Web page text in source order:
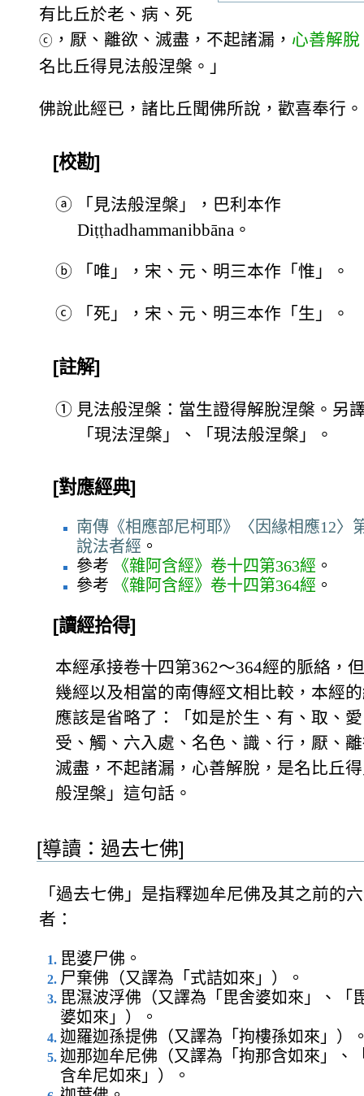
有比丘於老、病、死
ⓒ ，厭、離欲、滅盡，不起諸漏， 心善解脫
名比丘得見法般涅槃。」
佛說此經已，諸比丘聞佛所說，歡喜奉行。
[校勘]
ⓐ
「見法般涅槃」，巴利本作
Diṭṭhadhammanibbāna。
ⓑ 「唯」，宋、元、明三本作「惟」。
ⓒ 「死」，宋、元、明三本作「生」。
[註解]
① 見法般涅槃：當生證得解脫涅槃。另
「現法涅槃」、「現法般涅槃」。
[對應經典]
南傳《相應部尼柯耶》〈因緣相應12〉
說法者經 。
參考
《雜阿含經》卷十四第363經 。
參考
《雜阿含經》卷十四第364經 。
[讀經拾得]
本經承接卷十四第362～364經的脈絡，
幾經以及相當的南傳經文相比較，本經
應該是省略了：「如是於生、有、取、
受、觸、六入處、名色、識、行，厭、
滅盡，不起諸漏，心善解脫，是名比丘
般涅槃」這句話。
[導讀：過去七佛]
「過去七佛」是指釋迦牟尼佛及其之前的
者：
毘婆尸佛。
尸棄佛（又譯為「式詰如來」）。
毘濕波浮佛（又譯為「毘舍婆如來」、「
婆如來」）。
迦羅迦孫提佛（又譯為「拘樓孫如來」）
迦那迦牟尼佛（又譯為「拘那含如來」、
含牟尼如來」）。